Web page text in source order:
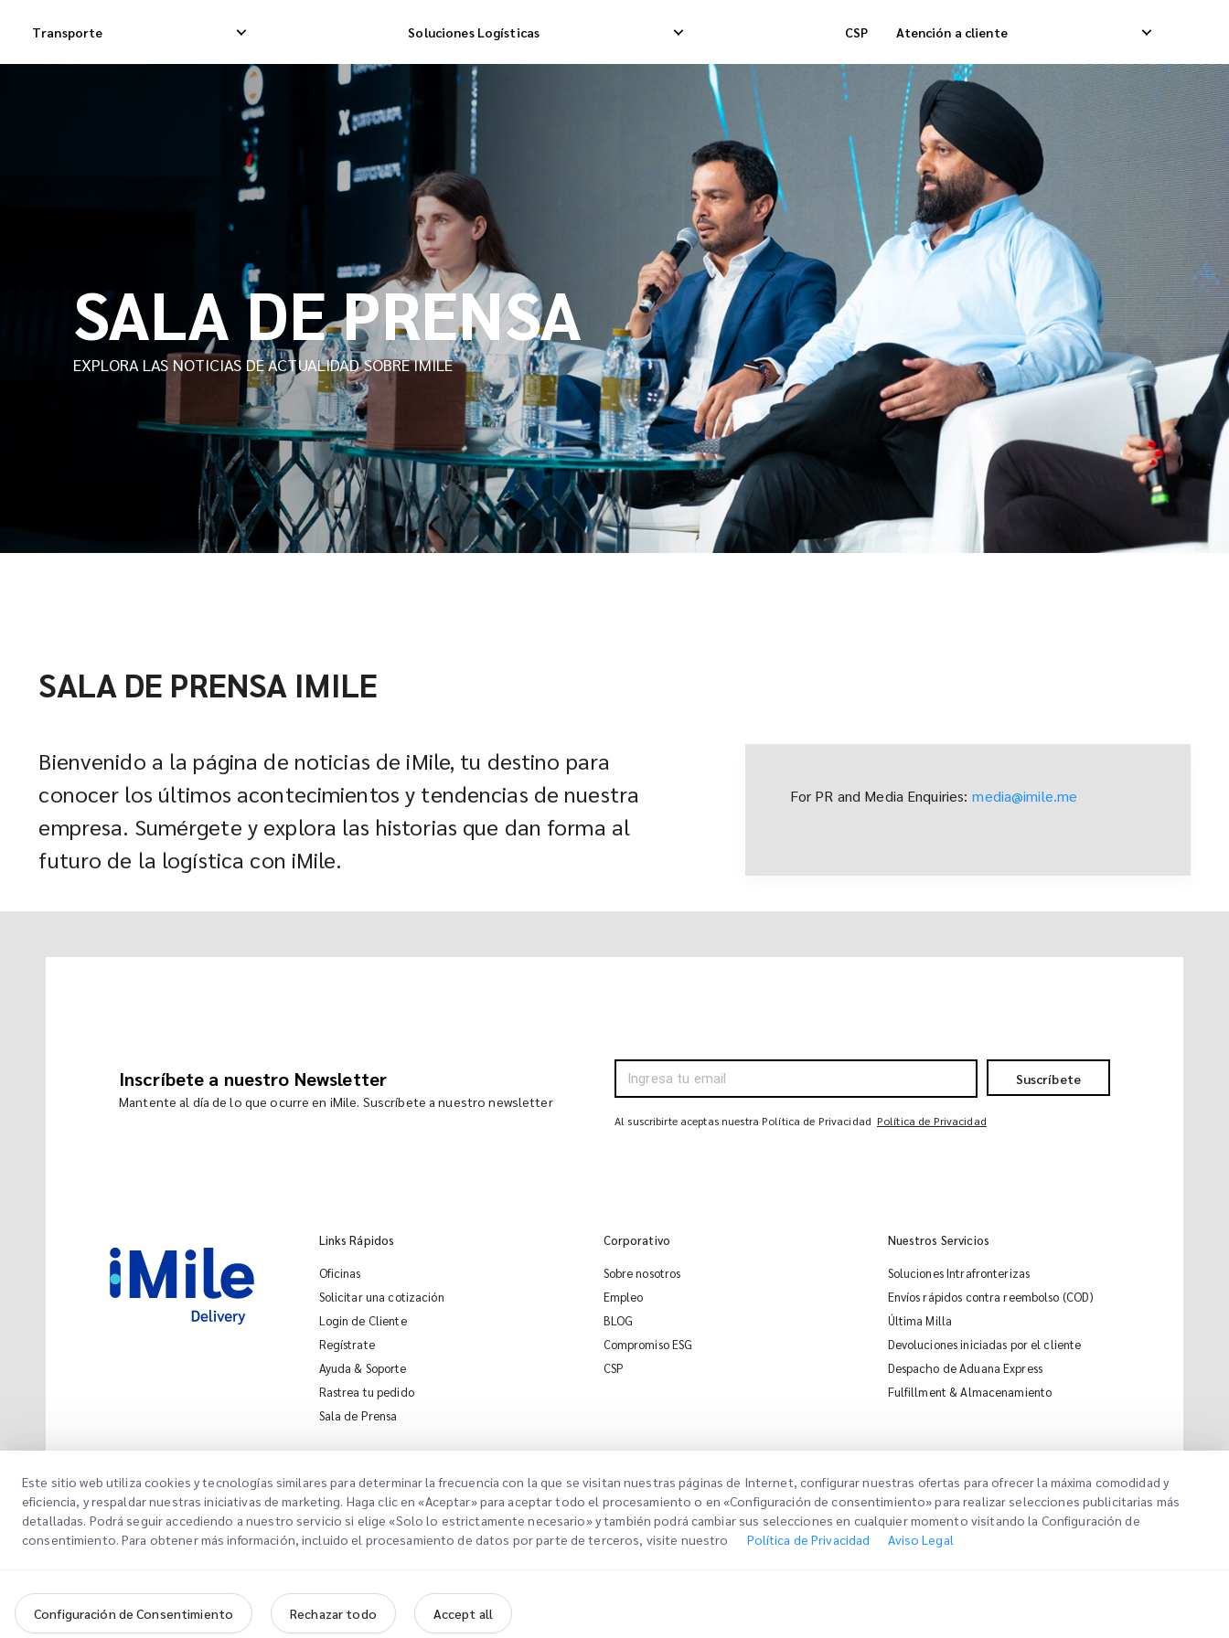
Transporte Soluciones Logísticas
Entregas Dropship Internacional
Entrega de Carga Internacional
Carga Consolidada Internacional
Logística Inversa
Gestión de Devoluciones
Almacenamiento
Entrega Fulfillment de Pedidos
Entregas Caja Refrigerada
CSP Atención a cliente
SALA DE PRENSA
EXPLORA LAS NOTICIAS DE ACTUALIDAD SOBRE IMILE
SALA DE PRENSA IMILE
Bienvenido a la página de noticias de iMile, tu destino para
conocer los últimos acontecimientos y tendencias de nuestra
empresa. Sumérgete y explora las historias que dan forma al
futuro de la logística con iMile.
For PR and Media Enquiries: media@imile.me
Inscríbete a nuestro Newsletter
Mantente al día de lo que ocurre en iMile. Suscríbete a nuestro newsletter
Suscríbete
Al suscribirte aceptas nuestra Política de Privacidad Política de Privacidad
Links Rápidos
Oficinas
Solicitar una cotización
Login de Cliente
Regístrate
Ayuda & Soporte
Rastrea tu pedido
Sala de Prensa
Corporativo
Sobre nosotros
Empleo
BLOG
Compromiso ESG
CSP
Nuestros Servicios
Soluciones Intrafronterizas
Envíos rápidos contra reembolso (COD)
Última Milla
Devoluciones iniciadas por el cliente
Despacho de Aduana Express
Fulfillment & Almacenamiento
Copyright @ 2026 iMile Delivery Services LLC. All rights reserved. Aviso Legal Términos de Uso Política de Privacidad Configuración de Consentimiento Política de cookies
Este sitio web utiliza cookies y tecnologías similares para determinar la frecuencia con la que se visitan nuestras páginas de Internet, configurar nuestras ofertas para ofrecer la máxima comodidad y
eficiencia, y respaldar nuestras iniciativas de marketing. Haga clic en «Aceptar» para aceptar todo el procesamiento o en «Configuración de consentimiento» para realizar selecciones publicitarias más
detalladas. Podrá seguir accediendo a nuestro servicio si elige «Solo lo estrictamente necesario» y también podrá cambiar sus selecciones en cualquier momento visitando la Configuración de
consentimiento. Para obtener más información, incluido el procesamiento de datos por parte de terceros, visite nuestro
Política de Privacidad Aviso Legal
Configuración de Consentimiento Rechazar todo Accept all
iMile Chat